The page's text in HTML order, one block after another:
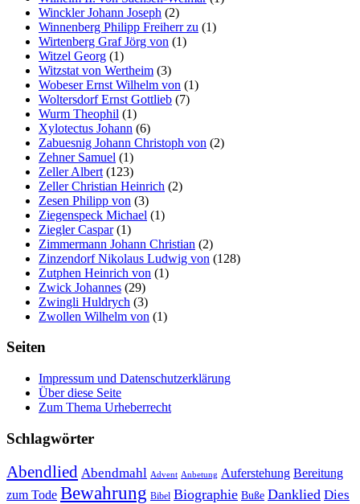
Winckler Johann Joseph (2)
Winnenberg Philipp Freiherr zu (1)
Wirtenberg Graf Jörg von (1)
Witzel Georg (1)
Witzstat von Wertheim (3)
Wobeser Ernst Wilhelm von (1)
Woltersdorf Ernst Gottlieb (7)
Wurm Theophil (1)
Xylotectus Johann (6)
Zabuesnig Johann Christoph von (2)
Zehner Samuel (1)
Zeller Albert (123)
Zeller Christian Heinrich (2)
Zesen Philipp von (3)
Ziegenspeck Michael (1)
Ziegler Caspar(1)
Zimmermann Johann Christian (2)
Zinzendorf Nikolaus Ludwig von (128)
Zutphen Heinrich von (1)
Zwick Johannes (29)
Zwingli Huldrych (3)
Zwollen Wilhelm von (1)
Seiten
Impressum und Datenschutzerklärung
Über diese Seite
Zum Thema Urheberrecht
Schlagwörter
Abendlied Abendmahl Advent Anbetung Auferstehung Bereitung
zum Tode Bewahrung Bibel Biographie Buße Danklied Dies